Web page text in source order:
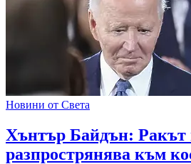
Новини от Света
Хънтър Байдън: Ракът
разпрострянява към